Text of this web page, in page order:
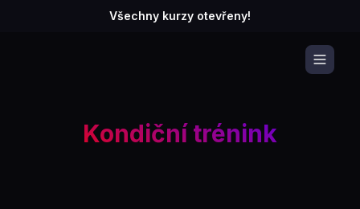
Všechny kurzy otevřeny!
Kondiční trénink